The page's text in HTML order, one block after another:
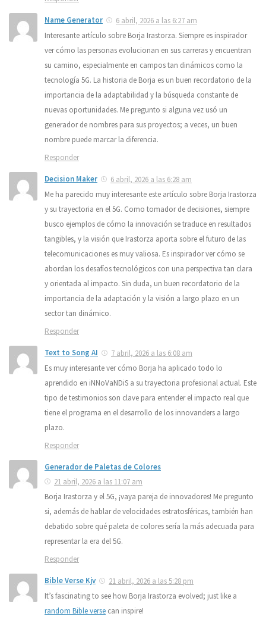
Name Generator
6 abril, 2026 a las 6:27 am
Interesante artículo sobre Borja Irastorza. Siempre es inspirador
ver cómo las personas evolucionan en sus carreras y encuentran
su camino, especialmente en campos tan dinámicos como la
tecnología 5G. La historia de Borja es un buen recordatorio de la
importancia de la adaptabilidad y la búsqueda constante de
nuevas oportunidades. Me pregunto si alguna vez usó un
generador de nombres para sus proyectos; a veces, un buen
nombre puede marcar la diferencia.
Responder
Decision Maker
6 abril, 2026 a las 6:28 am
Me ha parecido muy interesante este artículo sobre Borja Irastorza
y su trayectoria en el 5G. Como tomador de decisiones, siempre
busco ejemplos de cómo la innovación se traduce en resultados
tangibles, y la visión que Irastorza aporta sobre el futuro de las
telecomunicaciones es muy valiosa. Es inspirador ver cómo se
abordan los desafíos tecnológicos con una perspectiva tan clara
y orientada al impacto. Sin duda, un buen recordatorio de la
importancia de la adaptación y la visión a largo plazo en un
sector tan dinámico.
Responder
Text to Song AI
7 abril, 2026 a las 6:08 am
Es muy interesante ver cómo Borja ha aplicado todo lo
aprendido en iNNoVaNDiS a su trayectoria profesional actual. Este
tipo de testimonios son clave para entender el impacto real que
tiene el programa en el desarrollo de los innovanders a largo
plazo.
Responder
Generador de Paletas de Colores
21 abril, 2026 a las 11:07 am
Borja Irastorza y el 5G, ¡vaya pareja de innovadores! Me pregunto
si, además de hablar de velocidades estratosféricas, también han
debatido sobre qué paleta de colores sería la más adecuada para
representar la era del 5G.
Responder
Bible Verse Kjv
21 abril, 2026 a las 5:28 pm
It’s fascinating to see how Borja Irastorza evolved; just like a
random Bible verse can inspire!